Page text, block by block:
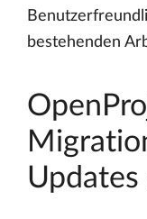
bestehenden